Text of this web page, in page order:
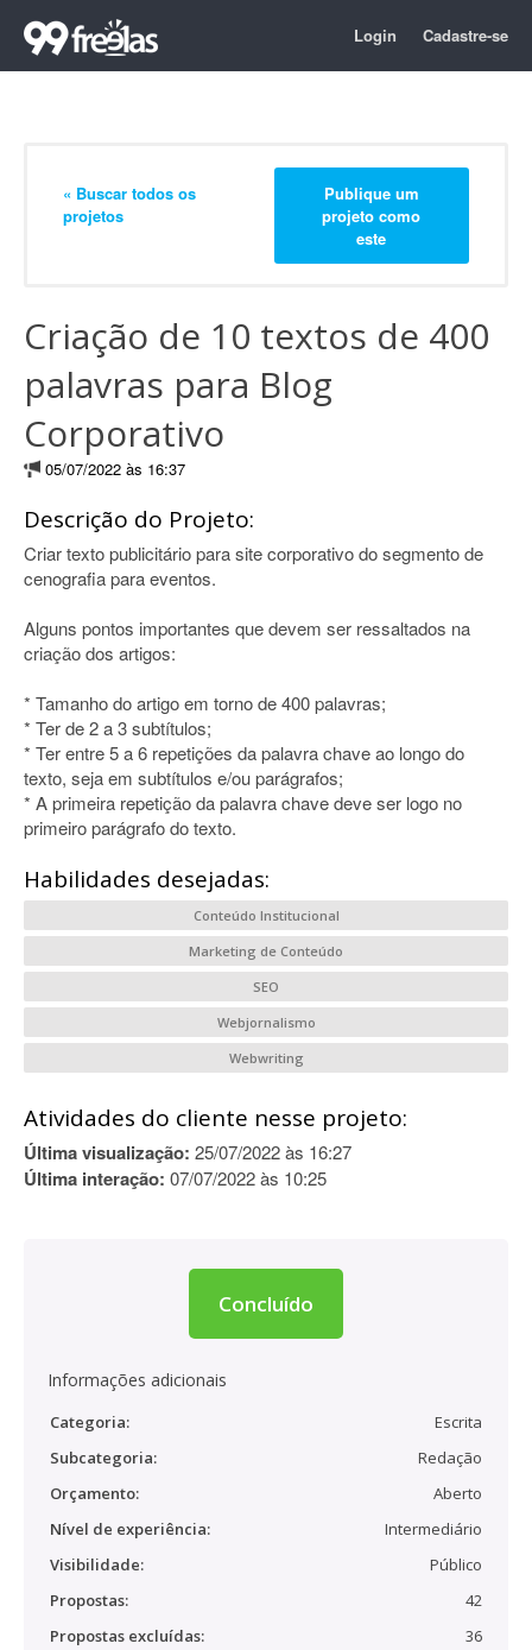
Login Cadastre-se
« Buscar todos os
projetos
Publique um
projeto como
este
Criação de 10 textos de 400
palavras para Blog
Corporativo
05/07/2022 às 16:37
Descrição do Projeto:
Criar texto publicitário para site corporativo do segmento de
cenografia para eventos.
Alguns pontos importantes que devem ser ressaltados na
criação dos artigos:
* Tamanho do artigo em torno de 400 palavras;
* Ter de 2 a 3 subtítulos;
* Ter entre 5 a 6 repetições da palavra chave ao longo do
texto, seja em subtítulos e/ou parágrafos;
* A primeira repetição da palavra chave deve ser logo no
primeiro parágrafo do texto.
Habilidades desejadas:
Conteúdo Institucional
Marketing de Conteúdo
SEO
Webjornalismo
Webwriting
Atividades do cliente nesse projeto:
Última visualização: 25/07/2022 às 16:27
Última interação: 07/07/2022 às 10:25
Concluído
Informações adicionais
Categoria:
Escrita
Subcategoria:
Redação
Orçamento:
Aberto
Nível de experiência:
Intermediário
Visibilidade:
Público
Propostas:
42
Propostas excluídas:
36